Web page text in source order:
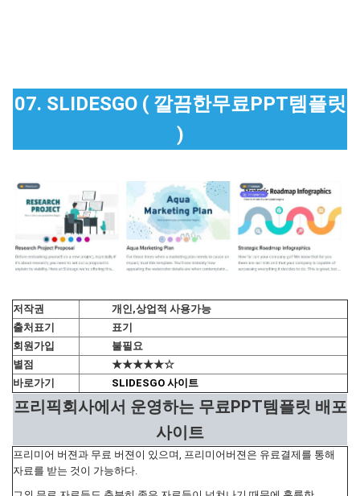
07. SLIDESGO ( 깔끔한무료PPT템플릿
)
저작권
개인,상업적 사용가능
출처표기
표기
회원가입
불필요
별점
★★★★★☆
바로가기
SLIDESGO 사이트
프리픽회사에서 운영하는 무료PPT템플릿 배포
사이트
프리미어 버젼과 무료 버젼이 있으며, 프리미어버젼은 유료결제를 통해
자료를 받는 것이 가능하다.